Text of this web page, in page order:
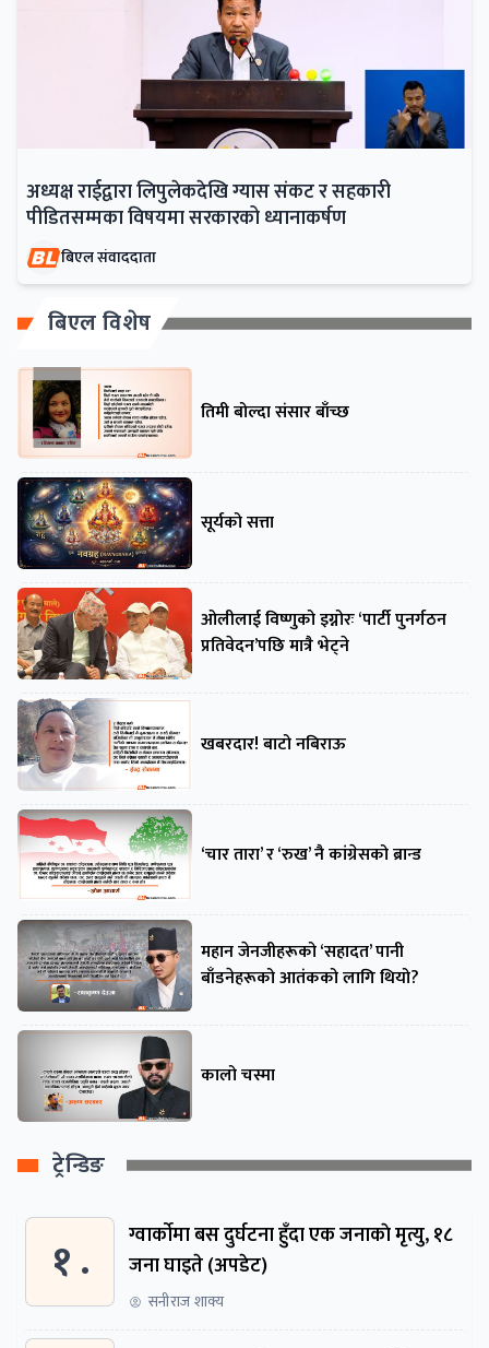
अध्यक्ष राईद्वारा लिपुलेकदेखि ग्यास संकट र सहकारी
पीडितसम्मका विषयमा सरकारको ध्यानाकर्षण
बिएल संवाददाता
बिएल विशेष
तिमी बोल्दा संसार बाँच्छ
सूर्यको सत्ता
ओलीलाई विष्णुको इग्नोरः ‘पार्टी पुनर्गठन
प्रतिवेदन’पछि मात्रै भेट्ने
खबरदार! बाटो नबिराऊ
‘चार तारा’ र ‘रुख’ नै कांग्रेसको ब्रान्ड
महान जेनजीहरूको ‘सहादत’ पानी
बाँडनेहरूको आतंकको लागि थियो?
कालो चस्मा
ट्रेन्डिङ
१ .
ग्वार्काेमा बस दुर्घटना हुँदा एक जनाकाे मृत्यु, १८
जना घाइते (अपडेट)
सनीराज शाक्य